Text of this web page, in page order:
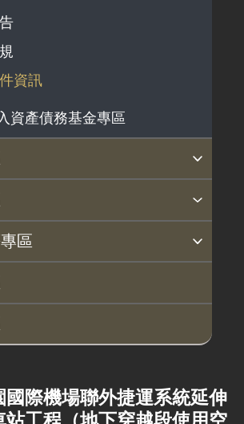
廣告支出
資訊
資產債務基金專區
及裁量基準
集意見專區
載
解
源
專區
避園地
倫理規範
產申報園地
道
政平臺專網
及交流座談會
會議
區
作小組
動計畫
計分析
響評估
國際機場聯外捷運系統延伸